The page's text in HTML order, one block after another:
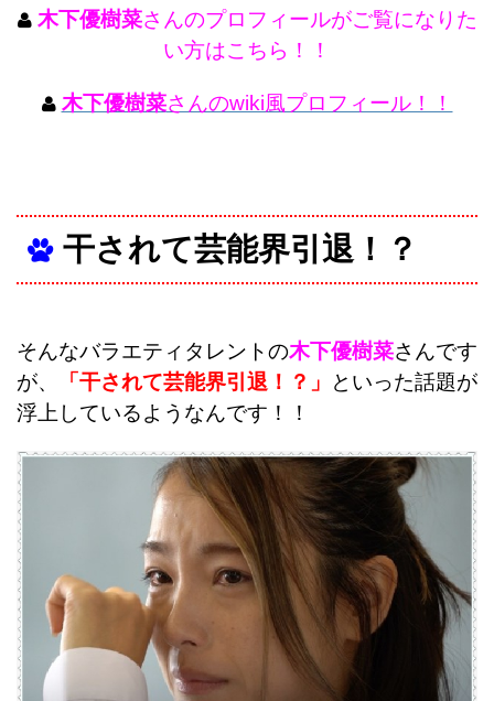
木下優樹菜さんのプロフィールがご覧になりた
い方はこちら！！
木下優樹菜さんのwiki風プロフィール！！
干されて芸能界引退！？
そんなバラエティタレントの木下優樹菜さんです
が、
「干されて芸能界引退！？」
といった話題が
浮上しているようなんです！！